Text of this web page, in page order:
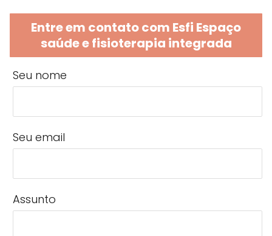
Entre em contato com Esfi Espaço
saúde e fisioterapia integrada
Seu nome
Seu email
Assunto